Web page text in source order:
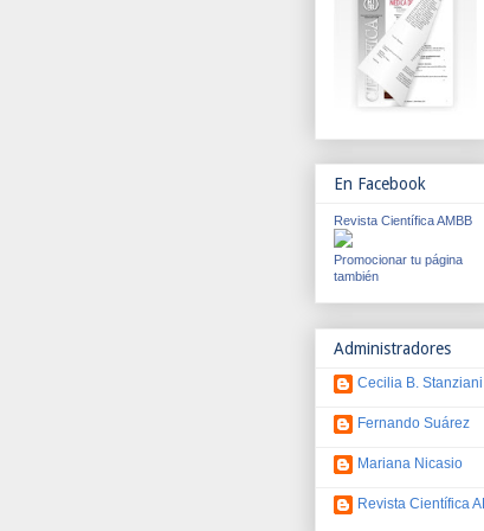
En Facebook
Revista Científica AMBB
Promocionar tu página
también
Administradores
Cecilia B. Stanziani
Fernando Suárez
Mariana Nicasio
Revista Científica